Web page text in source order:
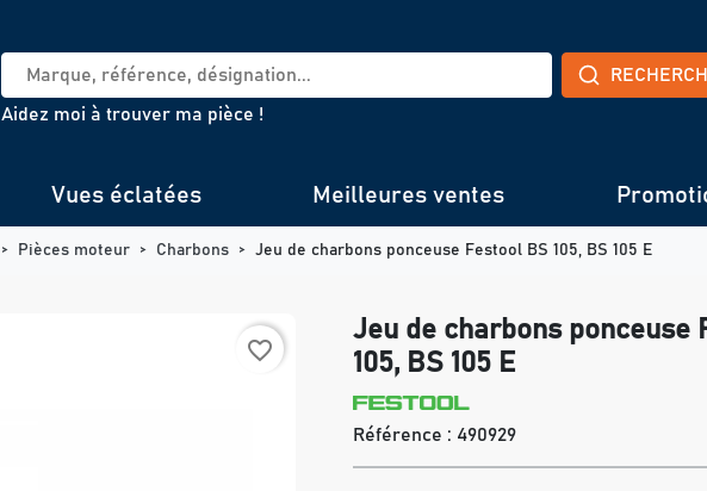
Aidez moi à trouver ma pièce !
Vues éclatées Meilleures ventes
Pièces moteur Charbons Jeu de charbons ponceuse Festool BS 105, BS 105 E
favorite_border
Jeu de charbons ponceuse
105, BS 105 E
Référence : 490929